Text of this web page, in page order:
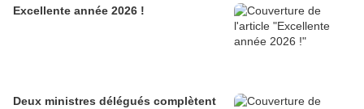
Excellente année 2026 !
Deux ministres délégués complètent